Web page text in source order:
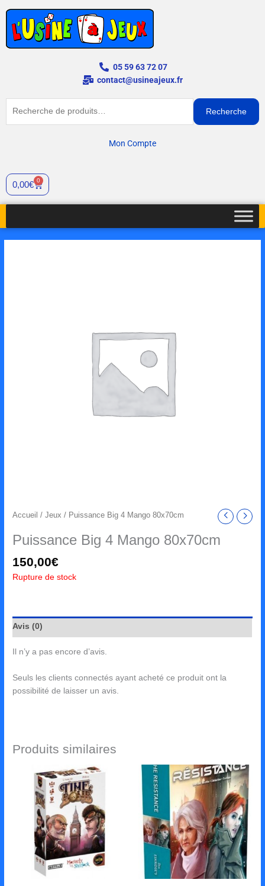
contenu
05 59 63 72 07
contact@usineajeux.fr
Recherche
Mon Compte
0,00€ 0
Cart
Accueil /Jeux / Puissance Big 4 Mango 80x70cm
Puissance Big 4 Mango 80x70cm
150,00€
Rupture de stock
Avis (0)
Il n’y a pas encore d’avis.
Seuls les clients connectés ayant acheté ce produit ont la
possibilité de laisser un avis.
Produits similaires